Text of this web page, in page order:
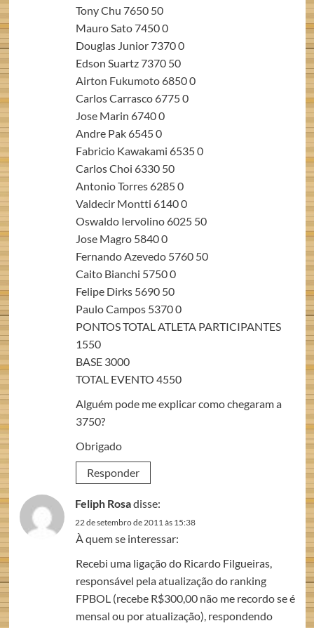
Tony Chu 7650 50
Mauro Sato 7450 0
Douglas Junior 7370 0
Edson Suartz 7370 50
Airton Fukumoto 6850 0
Carlos Carrasco 6775 0
Jose Marin 6740 0
Andre Pak 6545 0
Fabricio Kawakami 6535 0
Carlos Choi 6330 50
Antonio Torres 6285 0
Valdecir Montti 6140 0
Oswaldo Iervolino 6025 50
Jose Magro 5840 0
Fernando Azevedo 5760 50
Caito Bianchi 5750 0
Felipe Dirks 5690 50
Paulo Campos 5370 0
PONTOS TOTAL ATLETA PARTICIPANTES
1550
BASE 3000
TOTAL EVENTO 4550
Alguém pode me explicar como chegaram a
3750?
Obrigado
Responder
Feliph Rosadisse:
22 de setembro de 2011 às 15:38
À quem se interessar:
Recebi uma ligação do Ricardo Filgueiras,
responsável pela atualização do ranking
FPBOL (recebe R$300,00 não me recordo se é
mensal ou por atualização), respondendo